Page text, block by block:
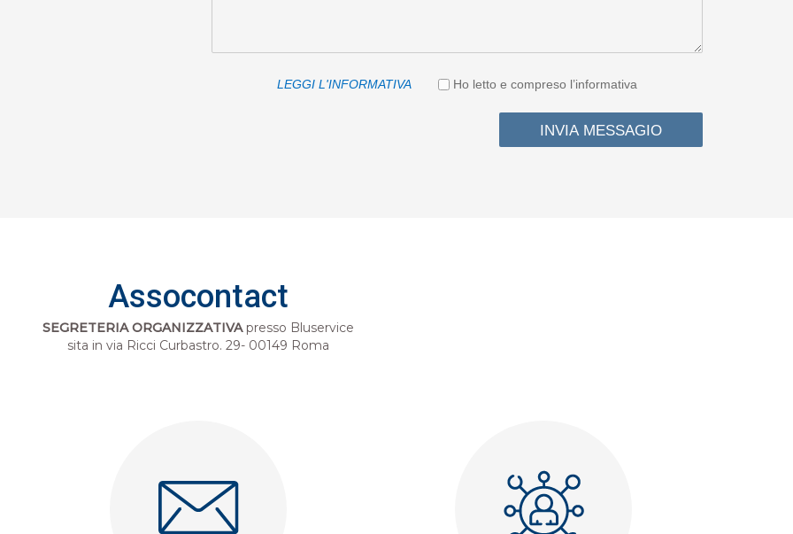
LEGGI L'INFORMATIVA Ho letto e compreso l’informativa
INVIA MESSAGIO
Assocontact
SEGRETERIA ORGANIZZATIVApresso Bluservice
sita in via Ricci Curbastro. 29- 00149 Roma